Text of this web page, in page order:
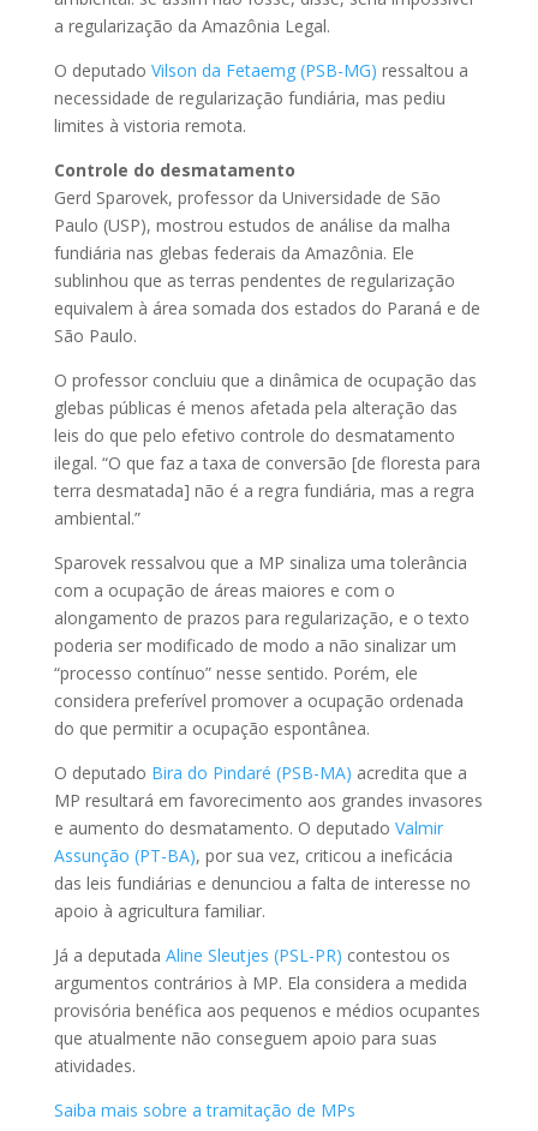
a regularização da Amazônia Legal.
O deputado Vilson da Fetaemg (PSB-MG) ressaltou a
necessidade de regularização fundiária, mas pediu
limites à vistoria remota.
Controle do desmatamento
Gerd Sparovek, professor da Universidade de São
Paulo (USP), mostrou estudos de análise da malha
fundiária nas glebas federais da Amazônia. Ele
sublinhou que as terras pendentes de regularização
equivalem à área somada dos estados do Paraná e de
São Paulo.
O professor concluiu que a dinâmica de ocupação das
glebas públicas é menos afetada pela alteração das
leis do que pelo efetivo controle do desmatamento
ilegal. “O que faz a taxa de conversão [de floresta para
terra desmatada] não é a regra fundiária, mas a regra
ambiental.”
Sparovek ressalvou que a MP sinaliza uma tolerância
com a ocupação de áreas maiores e com o
alongamento de prazos para regularização, e o texto
poderia ser modificado de modo a não sinalizar um
“processo contínuo” nesse sentido. Porém, ele
considera preferível promover a ocupação ordenada
do que permitir a ocupação espontânea.
O deputado Bira do Pindaré (PSB-MA) acredita que a
MP resultará em favorecimento aos grandes invasores
e aumento do desmatamento. O deputado Valmir
Assunção (PT-BA), por sua vez, criticou a ineficácia
das leis fundiárias e denunciou a falta de interesse no
apoio à agricultura familiar.
Já a deputada Aline Sleutjes (PSL-PR) contestou os
argumentos contrários à MP. Ela considera a medida
provisória benéfica aos pequenos e médios ocupantes
que atualmente não conseguem apoio para suas
atividades.
Saiba mais sobre a tramitação de MPs